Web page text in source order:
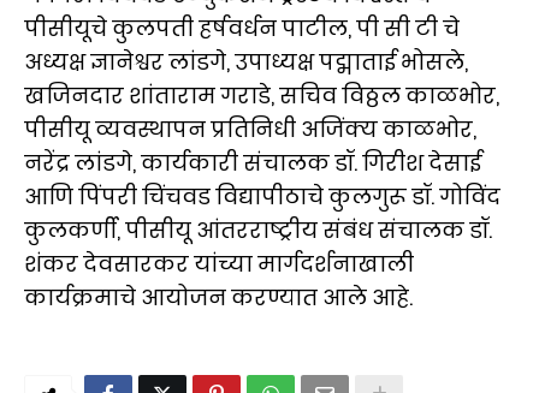
पीसीयूचे कुलपती हर्षवर्धन पाटील, पी सी टी चे
अध्यक्ष ज्ञानेश्वर लांडगे, उपाध्यक्ष पद्माताई भोसले,
खजिनदार शांताराम गराडे, सचिव विठ्ठल काळभोर,
पीसीयू व्यवस्थापन प्रतिनिधी अजिंक्य काळभोर,
नरेंद्र लांडगे, कार्यकारी संचालक डॉ. गिरीश देसाई
आणि पिंपरी चिंचवड विद्यापीठाचे कुलगुरू डॉ. गोविंद
कुलकर्णी, पीसीयू आंतरराष्ट्रीय संबंध संचालक डॉ.
शंकर देवसारकर यांच्या मार्गदर्शनाखाली
कार्यक्रमाचे आयोजन करण्यात आले आहे.